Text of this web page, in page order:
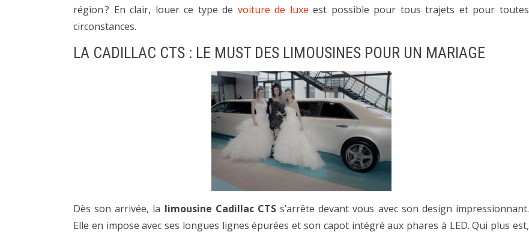
région ? En clair, louer ce type de voiture de luxe est possible pour tous trajets et pour toutes
circonstances.
LA CADILLAC CTS : LE MUST DES LIMOUSINES POUR UN MARIAGE
Dès son arrivée, la limousine Cadillac CTSs’arrête devant vous avec son design impressionnant.
Elle en impose avec ses longues lignes épurées et son capot intégré aux phares à LED. Qui plus est,